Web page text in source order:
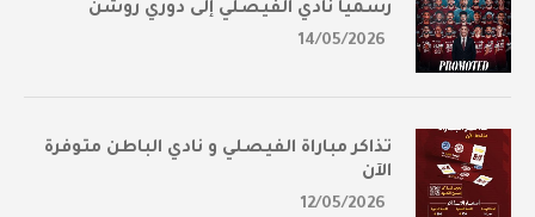
رسمياً نادي الفيصلي إلى دوري روشن
14/05/2026
تذاكر مباراة الفيصلي و نادي الباطن متوفرة
الآن
12/05/2026